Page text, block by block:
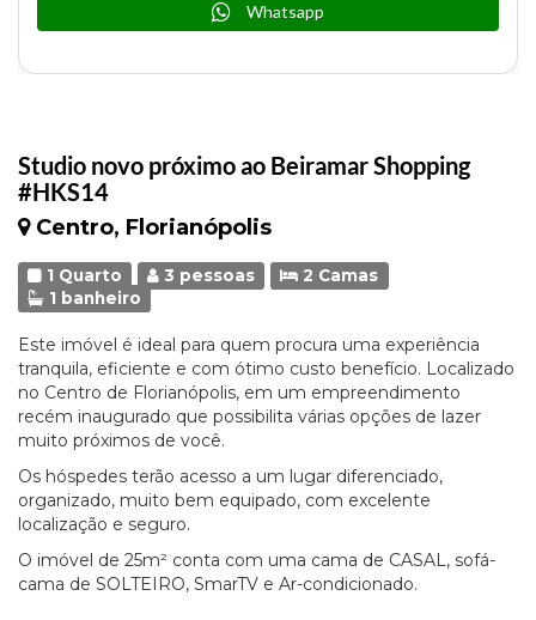
Studio novo próximo ao Beiramar Shopping
#HKS14
Centro, Florianópolis
1 Quarto 3 pessoas
2 Camas
1 banheiro
Este imóvel é ideal para quem procura uma experiência
tranquila, eficiente e com ótimo custo benefício. Localizado
no Centro de Florianópolis, em um empreendimento
recém inaugurado que possibilita várias opções de lazer
muito próximos de você.
Os hóspedes terão acesso a um lugar diferenciado,
organizado, muito bem equipado, com excelente
localização e seguro.
O imóvel de 25m² conta com uma cama de CASAL, sofá-
cama de SOLTEIRO, SmarTV e Ar-condicionado.
Whatsapp